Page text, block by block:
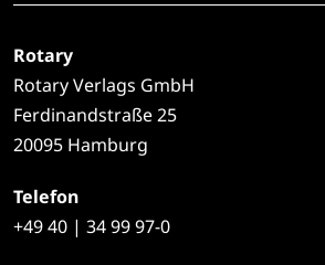
Rotary
Rotary Verlags GmbH
Ferdinandstraße 25
20095 Hamburg
Telefon
+4940 | 34 99 97-0